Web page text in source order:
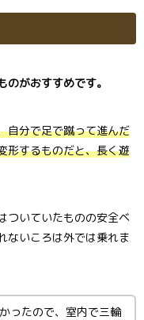
がおすすめです。
自分で足で蹴って進んだ
形するものだと、長く遊
ついていたものの安全ベ
ないころは外では乗れま
ったので、室内で三輪